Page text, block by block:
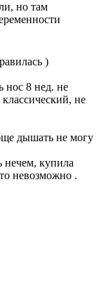
но там
)
нос 8 нед. не
не
дышать не могу
купила
невозможно .